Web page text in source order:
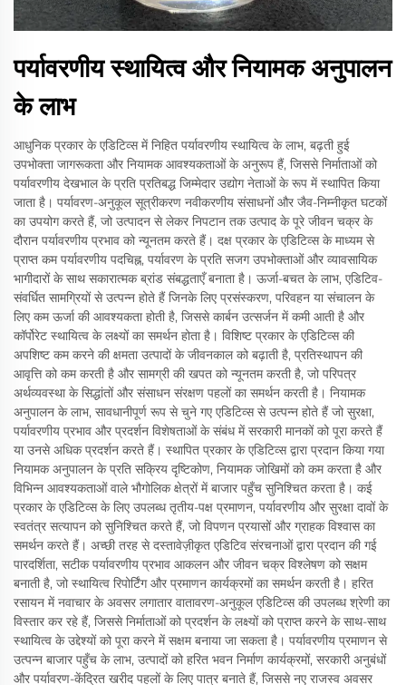
पर्यावरणीय स्थायित्व और नियामक अनुपालन
के लाभ
आधुनिक प्रकार के एडिटिव्स में निहित पर्यावरणीय स्थायित्व के लाभ, बढ़ती हुई
उपभोक्ता जागरूकता और नियामक आवश्यकताओं के अनुरूप हैं, जिससे निर्माताओं को
पर्यावरणीय देखभाल के प्रति प्रतिबद्ध जिम्मेदार उद्योग नेताओं के रूप में स्थापित किया
जाता है। पर्यावरण-अनुकूल सूत्रीकरण नवीकरणीय संसाधनों और जैव-निम्नीकृत घटकों
का उपयोग करते हैं, जो उत्पादन से लेकर निपटान तक उत्पाद के पूरे जीवन चक्र के
दौरान पर्यावरणीय प्रभाव को न्यूनतम करते हैं। दक्ष प्रकार के एडिटिव्स के माध्यम से
प्राप्त कम पर्यावरणीय पदचिह्न, पर्यावरण के प्रति सजग उपभोक्ताओं और व्यावसायिक
भागीदारों के साथ सकारात्मक ब्रांड संबद्धताएँ बनाता है। ऊर्जा-बचत के लाभ, एडिटिव-
संवर्धित सामग्रियों से उत्पन्न होते हैं जिनके लिए प्रसंस्करण, परिवहन या संचालन के
लिए कम ऊर्जा की आवश्यकता होती है, जिससे कार्बन उत्सर्जन में कमी आती है और
कॉर्पोरेट स्थायित्व के लक्ष्यों का समर्थन होता है। विशिष्ट प्रकार के एडिटिव्स की
अपशिष्ट कम करने की क्षमता उत्पादों के जीवनकाल को बढ़ाती है, प्रतिस्थापन की
आवृत्ति को कम करती है और सामग्री की खपत को न्यूनतम करती है, जो परिपत्र
अर्थव्यवस्था के सिद्धांतों और संसाधन संरक्षण पहलों का समर्थन करती है। नियामक
अनुपालन के लाभ, सावधानीपूर्ण रूप से चुने गए एडिटिव्स से उत्पन्न होते हैं जो सुरक्षा,
पर्यावरणीय प्रभाव और प्रदर्शन विशेषताओं के संबंध में सरकारी मानकों को पूरा करते हैं
या उनसे अधिक प्रदर्शन करते हैं। स्थापित प्रकार के एडिटिव्स द्वारा प्रदान किया गया
नियामक अनुपालन के प्रति सक्रिय दृष्टिकोण, नियामक जोखिमों को कम करता है और
विभिन्न आवश्यकताओं वाले भौगोलिक क्षेत्रों में बाजार पहुँच सुनिश्चित करता है। कई
प्रकार के एडिटिव्स के लिए उपलब्ध तृतीय-पक्ष प्रमाणन, पर्यावरणीय और सुरक्षा दावों के
स्वतंत्र सत्यापन को सुनिश्चित करते हैं, जो विपणन प्रयासों और ग्राहक विश्वास का
समर्थन करते हैं। अच्छी तरह से दस्तावेज़ीकृत एडिटिव संरचनाओं द्वारा प्रदान की गई
पारदर्शिता, सटीक पर्यावरणीय प्रभाव आकलन और जीवन चक्र विश्लेषण को सक्षम
बनाती है, जो स्थायित्व रिपोर्टिंग और प्रमाणन कार्यक्रमों का समर्थन करती है। हरित
रसायन में नवाचार के अवसर लगातार वातावरण-अनुकूल एडिटिव्स की उपलब्ध श्रेणी का
विस्तार कर रहे हैं, जिससे निर्माताओं को प्रदर्शन के लक्ष्यों को प्राप्त करने के साथ-साथ
स्थायित्व के उद्देश्यों को पूरा करने में सक्षम बनाया जा सकता है। पर्यावरणीय प्रमाणन से
उत्पन्न बाजार पहुँच के लाभ, उत्पादों को हरित भवन निर्माण कार्यक्रमों, सरकारी अनुबंधों
और पर्यावरण-केंद्रित खरीद पहलों के लिए पात्र बनाते हैं, जिससे नए राजस्व अवसर